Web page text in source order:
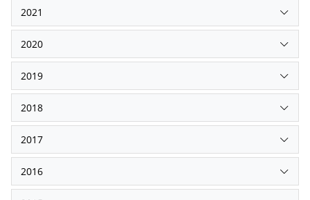
2021
2020
2019
2018
2017
2016